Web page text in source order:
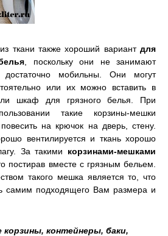
из ткани также хороший вариант для
, поскольку они не занимают
мобильны. Они могут
или их можно вставить в
шкаф для грязного белья. При
такие корзины-мешки
на крючок на дверь, стену.
вентилируется и ткань хорошо
За такими корзинами-мешками
постирав вместе с грязным бельем.
такого мешка является то, что
самим подходящего Вам размера и
контейнеры, баки,